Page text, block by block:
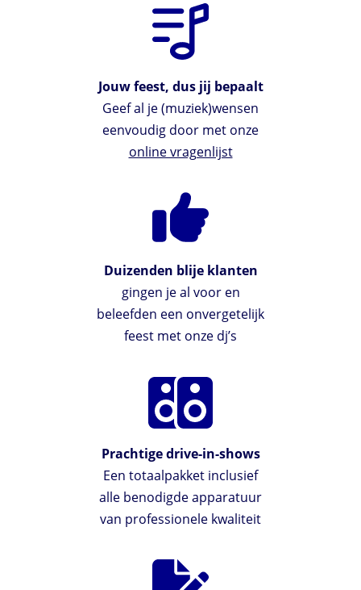
Jouw feest, dus jij bepaalt
Geef al je (muziek)wensen
eenvoudig door met onze
online vragenlijst
Duizenden blije klanten
gingen je al voor en
beleefden een onvergetelijk
feest met onze dj’s
Prachtige drive-in-shows
Een totaalpakket inclusief
alle benodigde apparatuur
van professionele kwaliteit